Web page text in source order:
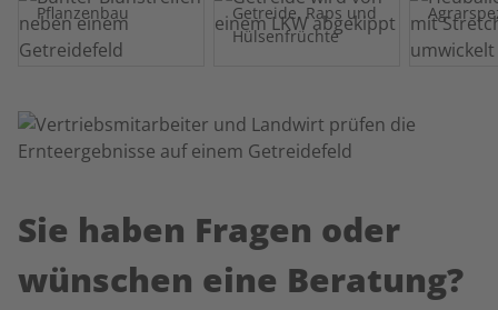
Pflanzenbau
Getreide, Raps und
Hülsenfrüchte
Sie haben Fragen oder
wünschen eine Beratung?